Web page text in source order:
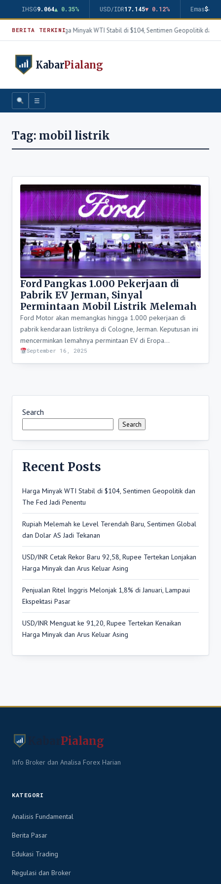
IHSG9.064▲ 0.35% USD/IDR17.145▼ 0.12% Emas
BERITA TERKINIHarga Minyak WTI Stabil di $104, Sentimen Geopolitik dan
KabarPialang
☰
Tag: mobil listrik
Ford Pangkas 1.000 Pekerjaan di
Pabrik EV Jerman, Sinyal
Permintaan Mobil Listrik Melemah
Ford Motor akan memangkas hingga 1.000 pekerjaan di
pabrik kendaraan listriknya di Cologne, Jerman. Keputusan ini
mencerminkan lemahnya permintaan EV di Eropa…
September 16, 2025
Search
Search
Recent Posts
Harga Minyak WTI Stabil di $104, Sentimen Geopolitik dan
The Fed Jadi Penentu
Rupiah Melemah ke Level Terendah Baru, Sentimen Global
dan Dolar AS Jadi Tekanan
USD/INR Cetak Rekor Baru 92,58, Rupee Tertekan Lonjakan
Harga Minyak dan Arus Keluar Asing
Penjualan Ritel Inggris Melonjak 1,8% di Januari, Lampaui
Ekspektasi Pasar
USD/INR Menguat ke 91,20, Rupee Tertekan Kenaikan
Harga Minyak dan Arus Keluar Asing
Pialang
Info Broker dan Analisa Forex Harian
KATEGORI
Analisis Fundamental
Berita Pasar
Edukasi Trading
Regulasi dan Broker